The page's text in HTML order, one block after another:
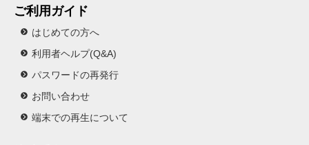
ご利用ガイド
はじめての方へ
利用者ヘルプ(Q&A)
パスワードの再発行
お問い合わせ
端末での再生について